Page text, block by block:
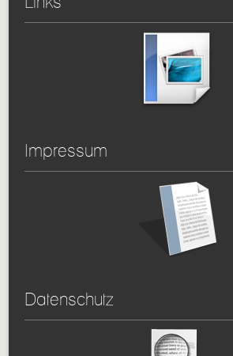
Impressum
Datenschutz